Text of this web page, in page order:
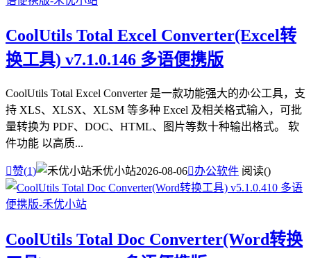
CoolUtils Total Excel Converter(Excel转
换工具) v7.1.0.146 多语便携版
CoolUtils Total Excel Converter 是一款功能强大的办公工具，支
持 XLS、XLSX、XLSM 等多种 Excel 及相关格式输入，可批
量转换为 PDF、DOC、HTML、图片等数十种输出格式。 软
件功能 以高质...
赞(1) 禾优小站2026-08-06办公软件 阅读()
CoolUtils Total Doc Converter(Word转换